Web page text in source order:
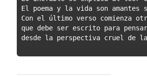
El poema y la vida son amantes
Con el último verso comienza
que debe ser escrito para
desde la perspectiva cruel de